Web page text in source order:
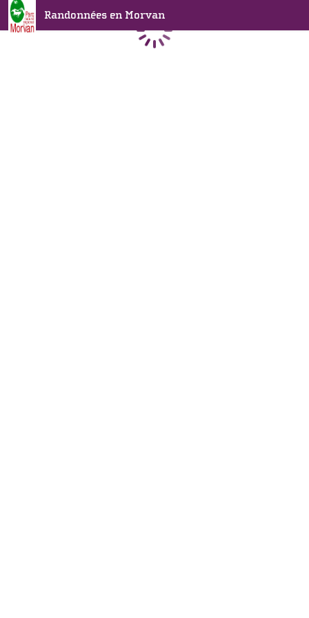
Randonnées en Morvan
Chargement